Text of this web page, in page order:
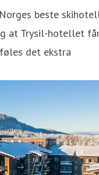
beste
at Trysil-hotellet
det ekstra